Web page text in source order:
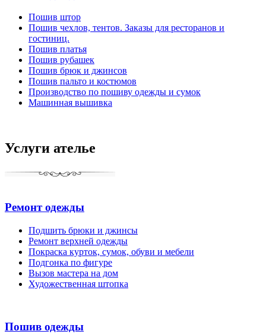
Пошив штор
Пошив чехлов, тентов. Заказы для ресторанов и
гостиниц.
Пошив платья
Пошив рубашек
Пошив брюк и джинсов
Пошив пальто и костюмов
Производство по пошиву одежды и сумок
Машинная вышивка
Услуги ателье
Ремонт одежды
Подшить брюки и джинсы
Ремонт верхней одежды
Покраска курток, сумок, обуви и мебели
Подгонка по фигуре
Вызов мастера на дом
Художественная штопка
Пошив одежды